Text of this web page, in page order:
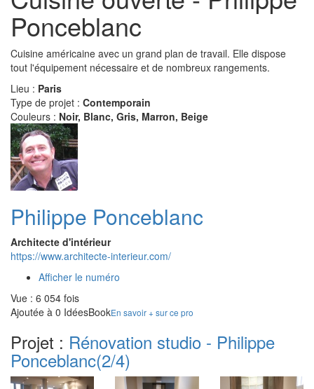
Ponceblanc
Cuisine américaine avec un grand plan de travail. Elle dispose
tout l'équipement nécessaire et de nombreux rangements.
Lieu : Paris
Type de projet : Contemporain
Couleurs : Noir, Blanc, Gris, Marron, Beige
Philippe Ponceblanc
Architecte d'intérieur
https://www.architecte-interieur.com/
Afficher le numéro
Vue : 6 054 fois
Ajoutée à 0 IdéesBookEn savoir + sur ce pro
Projet : Rénovation studio - Philippe
Ponceblanc(2/4)